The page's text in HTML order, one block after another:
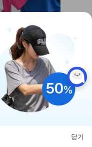
닫기
마이페이지